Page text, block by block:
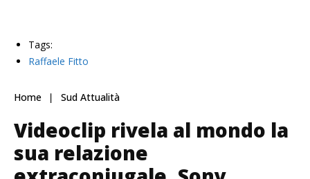
Tags:
Raffaele Fitto
Home Sud Attualità
Videoclip rivela al mondo la
sua relazione